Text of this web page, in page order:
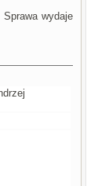
wydaje